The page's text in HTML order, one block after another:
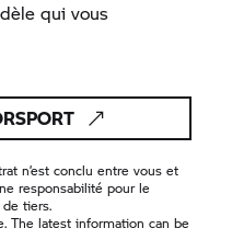
qui vous
n’est conclu entre vous et
responsabilité pour le
tiers.
The latest information can be